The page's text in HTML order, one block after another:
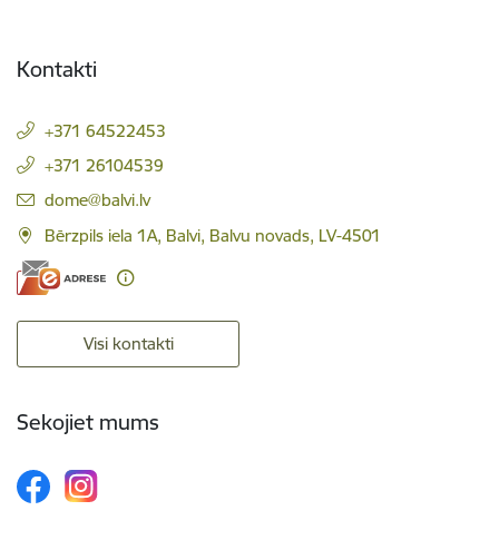
Kontakti
+371 64522453
+371 26104539
E-pasts:
dome@balvi.lv
Bērzpils iela 1A, Balvi, Balvu novads, LV-4501
Visi kontakti
Sekojiet mums